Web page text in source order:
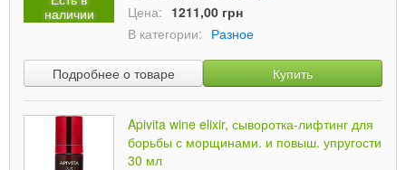
наличии
Цена: 1211,00 грн
В категории: Разное
Подробнее о товаре Купить
Apivita wine elixir, сыворотка-лифтинг для
борьбы с морщинами. и повыш. упругости
30 мл